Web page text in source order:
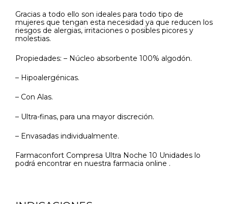
Gracias a todo ello son ideales para todo tipo de
mujeres que tengan esta necesidad ya que reducen los
riesgos de alergias, irritaciones o posibles picores y
molestias.
Propiedades: – Núcleo absorbente 100% algodón.
– Hipoalergénicas.
– Con Alas.
– Ultra-finas, para una mayor discreción.
– Envasadas individualmente.
Farmaconfort Compresa Ultra Noche 10 Unidades lo
podrá encontrar en nuestra farmacia online .